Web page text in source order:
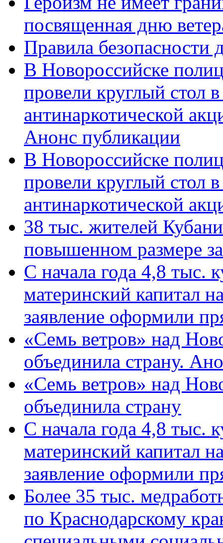
посвященная дню
Правила безопасности
В Новороссийске
провели круглый стол
антинаркотической
Анонс публикации
В Новороссийске
провели круглый стол
антинаркотической
38 тыс. жителей
повышенном размере
С начала года 4,8 тыс.
материнский капитал
заявление оформили
«Семь ветров» над
объединила страну.
«Семь ветров» над
объединила страну
С начала года 4,8 тыс.
материнский капитал
заявление оформили
Более 35 тыс.
по Краснодарскому